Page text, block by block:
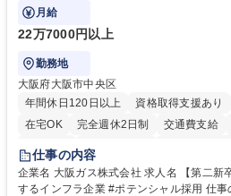
門の企画スタッフ、ルート営業
月給
22万7000円以上
勤務地
大阪府大阪市中央区
年間休日120日以上
資格取得支援あり
在宅OK
完全週休2日制 交通費支給
服装自由
第二新卒歓迎
仕事の内容
企業名 大阪ガス株式会社 求人名 【第二新卒】事務系総合職 #関西を代表
するインフラ企業 #ポテンシャル採用 仕事の内容 事務系総合職として、